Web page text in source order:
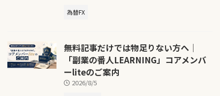
為替FX
無料記事だけでは物足りない方へ｜
「副業の番人LEARNING」コアメンバ
ーliteのご案内
2026/8/5